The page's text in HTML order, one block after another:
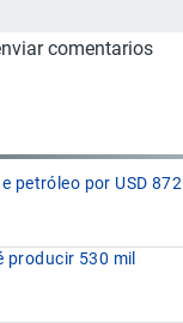
comentarios
petróleo por USD 872
producir 530 mil